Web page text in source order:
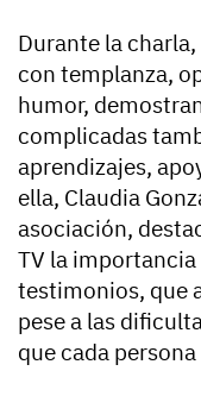
Durante la
con templanza,
humor,
complicadas
aprendizajes,
ella, Claudia
asociación,
TV la
testimonios, que
pese a las
que cada